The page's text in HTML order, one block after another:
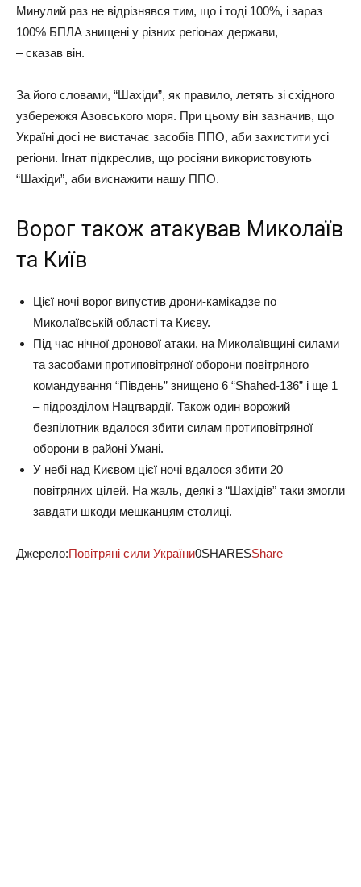
Минулий раз не відрізнявся тим, що і тоді 100%, і зараз
100% БПЛА знищені у різних регіонах держави,
– сказав він.
За його словами, “Шахіди”, як правило, летять зі східного
узбережжя Азовського моря. При цьому він зазначив, що
Україні досі не вистачає засобів ППО, аби захистити усі
регіони. Ігнат підкреслив, що росіяни використовують
“Шахіди”, аби виснажити нашу ППО.
Ворог також атакував Миколаїв
та Київ
Цієї ночі ворог випустив дрони-камікадзе по
Миколаївській області та Києву.
Під час нічної дронової атаки, на Миколаївщині силами
та засобами протиповітряної оборони повітряного
командування “Південь” знищено 6 “Shahed-136” і ще 1
– підрозділом Нацгвардії. Також один ворожий
безпілотник вдалося збити силам протиповітряної
оборони в районі Умані.
У небі над Києвом цієї ночі вдалося збити 20
повітряних цілей. На жаль, деякі з “Шахідів” таки змогли
завдати шкоди мешканцям столиці.
Джерело:Повітряні сили України0SHARESShare